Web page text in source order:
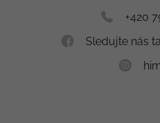
+420
Sledujte nás